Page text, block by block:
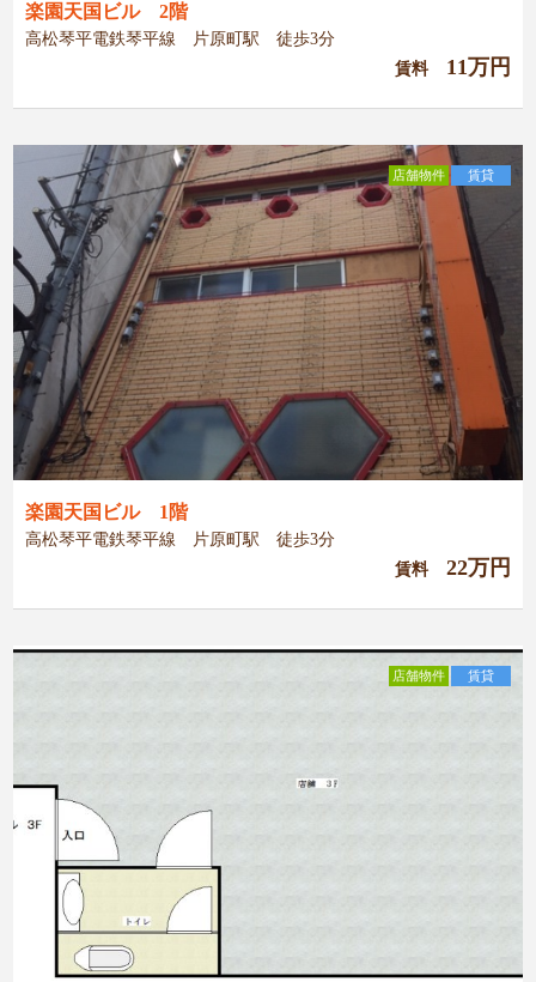
楽園天国ビル 2階
高松琴平電鉄琴平線 片原町駅 徒歩3分
賃料
11万円
楽園天国ビル 1階
店舗物件 賃貸
高松琴平電鉄琴平線 片原町駅 徒歩3分
賃料
22万円
店舗物件 賃貸